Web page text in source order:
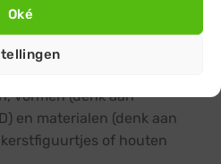
Oké
en speels effect.
leuk om te variëren met
vormen (denk aan
en materialen (denk aan
of houten